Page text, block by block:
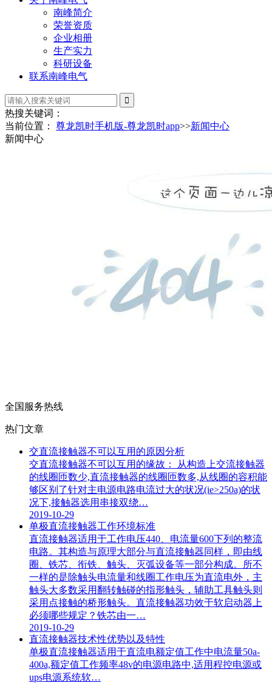
南峰简介
荣誉资质
企业相册
生产实力
科研设备
联系南峰电气
热搜关键词：
当前位置：
尊龙凯时手机版-尊龙凯时app>>新闻中心
新闻中心
全国服务热线
热门文章
交直流接触器不可以互用的原因分析
交直流接触器不可以互用的缘故： 从构造上交流接触器
的线圈匝数少,直流接触器的线圈匝数多,从线圈的容积能
够区别了针对主电源电路电流过大的状况(ie>250a)的状
况下,接触器选用串接双绕…
2019-10-29
单极直流接触器工作环境标准
直流接触器适用于工作电压440、电流量600下列的整流
电路。其构造与原理大部分与直流接触器同样，即由线
圈、铁芯、衔铁、触头、灭弧设备等一部分构成。所不
一样的是除触头电流量和线圈工作电压为直流电外，主
触头大多数采用翻转触碰的指形触头，辅助工具触头则
采用点接触的桥形触头。直流接触器功效于软启动器上
必须哪些规定？铁芯由一…
2019-10-29
直流接触器技术性优势以及特性
单极直流接触器适用于直流电额定值工作中电流量50a-
400a,额定值工作频率48v的电源电路中,适用程控电源或
ups电源系统软…